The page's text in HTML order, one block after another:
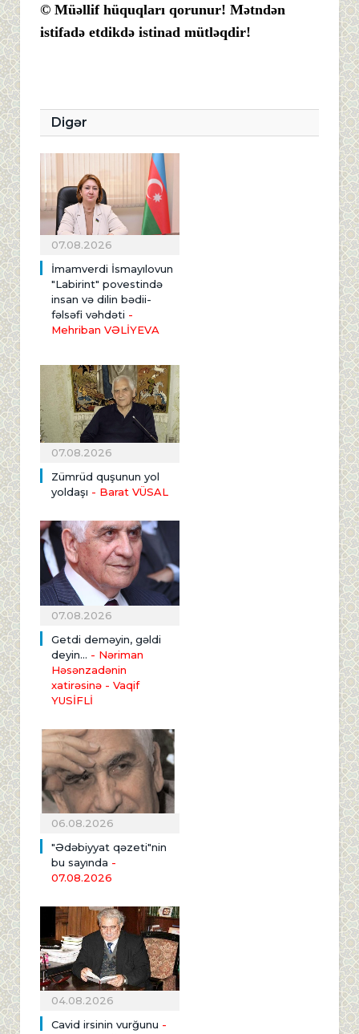
© Müəllif hüquqları qorunur! Mətndən
istifadə etdikdə istinad mütləqdir!
Digər
07.08.2026
İmamverdi İsmayılovun
"Labirint" povestində
insan və dilin bədii-
fəlsəfi vəhdəti -
Mehriban VƏLİYEVA
07.08.2026
Zümrüd quşunun yol
yoldaşı - Barat VÜSAL
07.08.2026
Getdi deməyin, gəldi
deyin... - Nəriman
Həsənzadənin
xatirəsinə - Vaqif
YUSİFLİ
06.08.2026
"Ədəbiyyat qəzeti"nin
bu sayında -
07.08.2026
04.08.2026
Cavid irsinin vurğunu -